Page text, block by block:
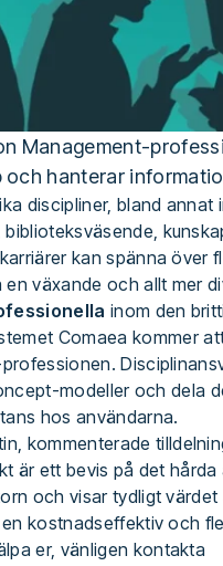
Management-
hanterar
discipliner, bland
kan spänna över
växande och allt mer
inom den
Comaea kommer
modeller och dela
hos användarna.
kommenterade
är ett bevis på det
och visar tydligt
kostnadseffektiv och
er, vänligen kontakta